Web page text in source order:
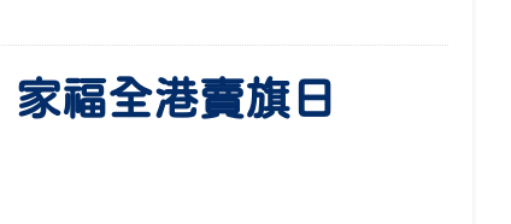
福全港賣旗日